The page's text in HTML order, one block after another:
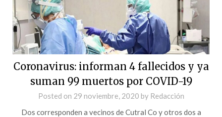
Coronavirus: informan 4 fallecidos y ya
suman 99 muertos por COVID-19
Posted on 29 noviembre, 2020 by Redacción
Dos corresponden a vecinos de Cutral Co y otros dos a